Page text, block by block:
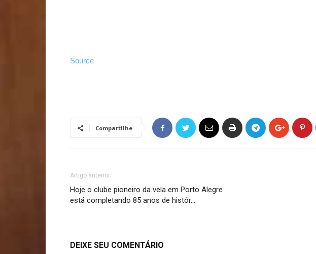
Source
Compartilhe
Artigo anterior
Hoje o clube pioneiro da vela em Porto Alegre
está completando 85 anos de histór…
DEIXE SEU COMENTÁRIO